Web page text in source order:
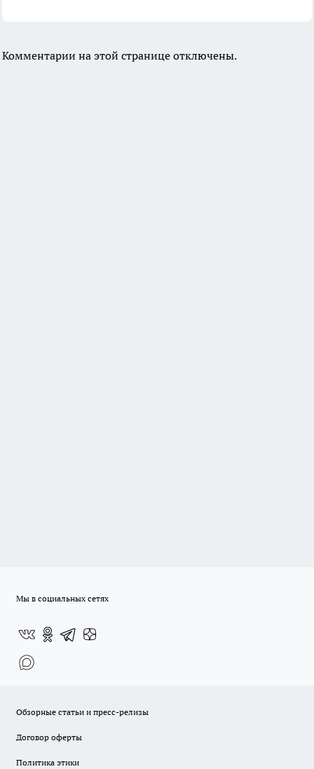
Комментарии на этой странице отключены.
Мы в социальных сетях
Обзорные статьи и пресс-релизы
Договор оферты
Политика этики